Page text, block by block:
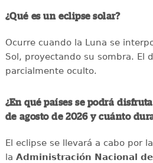
¿Qué es un eclipse solar?
Ocurre cuando la Luna se
Sol, proyectando su sombra. El
parcialmente oculto.
¿En qué países se podrá
de agosto de 2026 y cuánto
El eclipse se llevará a cabo por
la Administración Nacional